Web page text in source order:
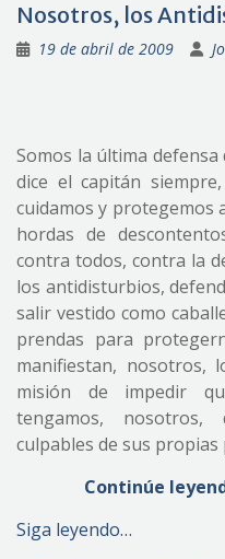
Nosotros, los
19 de abril de 2009
Somos la última defensa
dice el capitán
cuidamos y protegemos
hordas de
contra todos, contra la
los antidisturbios,
salir vestido como
prendas para
manifiestan, nosotros,
misión de impedir
tengamos,
culpables de sus propias
Continúe
Siga leyendo…